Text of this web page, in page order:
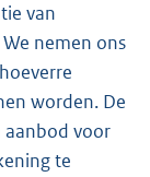
van
nemen ons
worden. De
aanbod voor
te